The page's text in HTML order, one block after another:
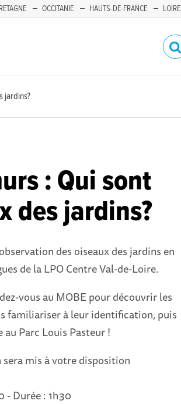
OCCITANIE HAUTS-DE-FRANCE LOIRE
jardins?
: Qui sont
des jardins?
des oiseaux des jardins en
de la LPO Centre Val-de-Loire.
vous au MOBE pour découvrir les
familiariser à leur identification, puis
Parc Louis Pasteur !
mis à votre disposition
- Durée : 1h30